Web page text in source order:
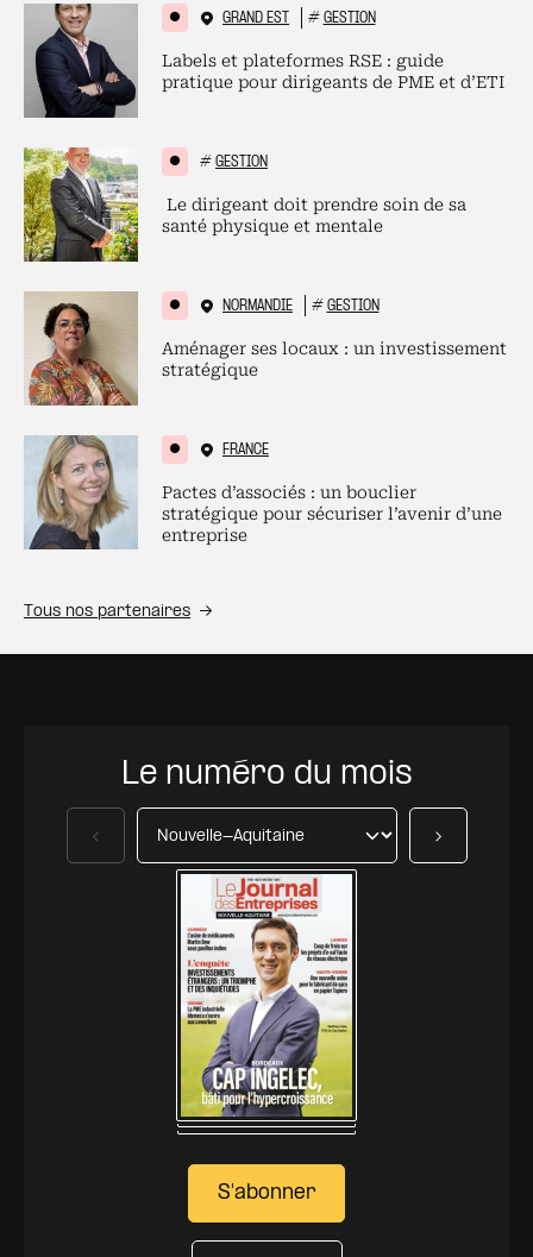
GRAND EST # GESTION
Labels et plateformes RSE : guide
pratique pour dirigeants de PME et d’ETI
# GESTION
Le dirigeant doit prendre soin de sa
santé physique et mentale
NORMANDIE # GESTION
Aménager ses locaux : un investissement
stratégique
FRANCE
Pactes d’associés : un bouclier
stratégique pour sécuriser l’avenir d’une
entreprise
Tous nos partenaires
Le numéro du mois
S'abonner
Précédent Suivant